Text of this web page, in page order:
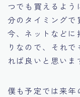
つでも買えるよ
分のタイミングで
今、ネットなどに
りなので、それ
れば良いと思いま
僕も予定では来年